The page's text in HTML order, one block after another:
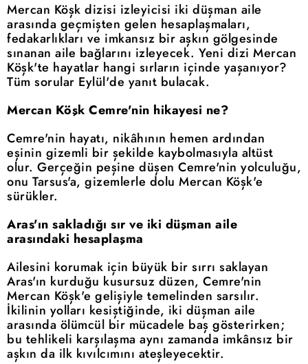
Mercan Köşk dizisi izleyicisi iki düşman aile
arasında geçmişten gelen hesaplaşmaları,
fedakarlıkları ve imkansız bir aşkın gölgesinde
sınanan aile bağlarını izleyecek. Yeni dizi Mercan
Köşk'te hayatlar hangi sırların içinde yaşanıyor?
Tüm sorular Eylül'de yanıt bulacak.
Mercan Köşk Cemre'nin hikayesi ne?
Cemre'nin hayatı, nikâhının hemen ardından
eşinin gizemli bir şekilde kaybolmasıyla altüst
olur. Gerçeğin peşine düşen Cemre'nin yolculuğu,
onu Tarsus'a, gizemlerle dolu Mercan Köşk'e
sürükler.
Aras'ın sakladığı sır ve iki düşman aile
arasındaki hesaplaşma
Ailesini korumak için büyük bir sırrı saklayan
Aras'ın kurduğu kusursuz düzen, Cemre'nin
Mercan Köşk'e gelişiyle temelinden sarsılır.
İkilinin yolları kesiştiğinde, iki düşman aile
arasında ölümcül bir mücadele baş gösterirken;
bu tehlikeli karşılaşma aynı zamanda imkânsız bir
aşkın da ilk kıvılcımını ateşleyecektir.